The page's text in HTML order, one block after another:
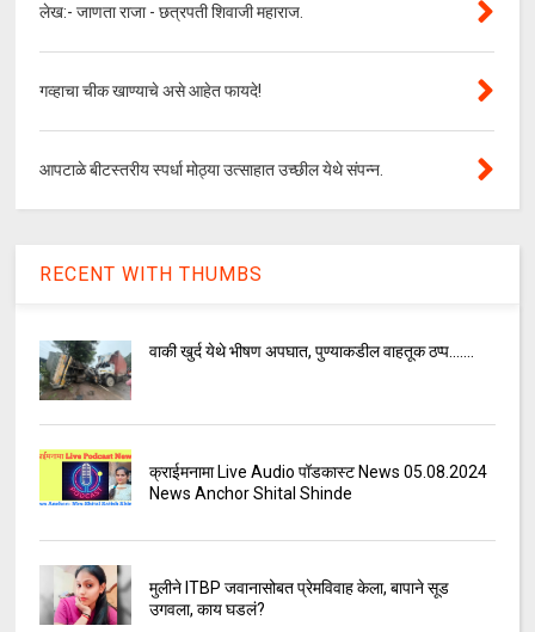
लेख:- जाणता राजा - छत्रपती शिवाजी महाराज.
गव्हाचा चीक खाण्याचे असे आहेत फायदे!
आपटाळे बीटस्तरीय स्पर्धा मोठ्या उत्साहात उच्छील येथे संपन्न.
RECENT WITH THUMBS
वाकी खुर्द येथे भीषण अपघात, पुण्याकडील वाहतूक ठप्प.......
क्राईमनामा Live Audio पॉडकास्ट News 05.08.2024
News Anchor Shital Shinde
मुलीने ITBP जवानासोबत प्रेमविवाह केला, बापाने सूड
उगवला, काय घडलं?